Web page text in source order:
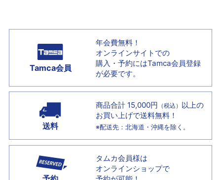
Tamca会員
年会費無料！
オンラインサイトでの
購入・予約にはTamca会員登録
が必要です。
送料
商品合計 15,000円 （税込） 以上の
お買い上げで送料無料！
※配送先：北海道・沖縄を除く。
タムカ会員様は
オンラインショップで